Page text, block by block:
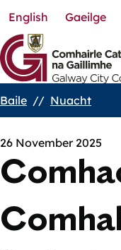
Skip
to
main
content
English Gaeilge
Breadcrumbs
Baile Nuacht
26 November 2025